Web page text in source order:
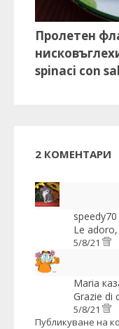
Пролетен
spinaci con
2 КОМЕНТАРИ
speedy70
Le
5/8/21
Maria
Grazie di
5/8/21
Публикуване на